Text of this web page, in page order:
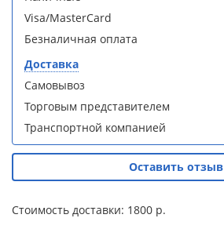
Для
полотенцесушителей
Слив
и
трапы
Для
климатической
Для
S90B5 +
поддон
(Витрина)
Душевой
уголок
UNO-AH-
P-Cr без
поддона
S90B5 +
поддон
(Витрина)
Душевой
уголок
UNO-AH-
P-Cr без
поддона
Стоимость доставки: 1800 р.
Visa/MasterCard
Безналичная оплата
Доставка
Самовывоз
Торговым представителем
Транспортной компанией
Оставить отзыв